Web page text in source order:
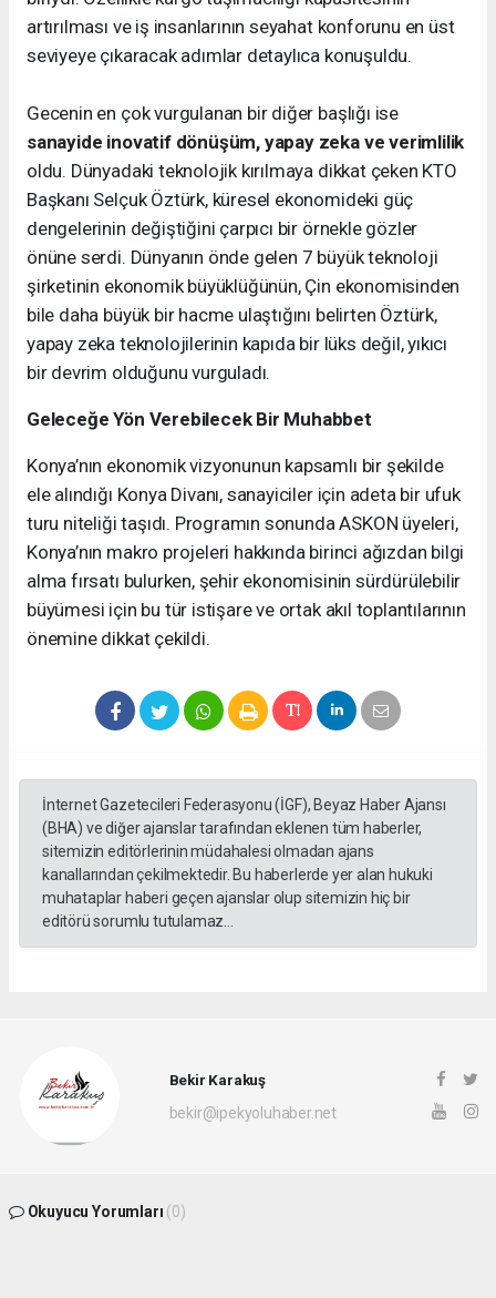
artırılması ve iş insanlarının seyahat konforunu en üst
seviyeye çıkaracak adımlar detaylıca konuşuldu.
Gecenin en çok vurgulanan bir diğer başlığı ise
sanayide inovatif dönüşüm, yapay zeka ve verimlilik
oldu. Dünyadaki teknolojik kırılmaya dikkat çeken KTO
Başkanı Selçuk Öztürk, küresel ekonomideki güç
dengelerinin değiştiğini çarpıcı bir örnekle gözler
önüne serdi. Dünyanın önde gelen 7 büyük teknoloji
şirketinin ekonomik büyüklüğünün, Çin ekonomisinden
bile daha büyük bir hacme ulaştığını belirten Öztürk,
yapay zeka teknolojilerinin kapıda bir lüks değil, yıkıcı
bir devrim olduğunu vurguladı.
Geleceğe Yön Verebilecek Bir Muhabbet
Konya’nın ekonomik vizyonunun kapsamlı bir şekilde
ele alındığı Konya Divanı, sanayiciler için adeta bir ufuk
turu niteliği taşıdı. Programın sonunda ASKON üyeleri,
Konya’nın makro projeleri hakkında birinci ağızdan bilgi
alma fırsatı bulurken, şehir ekonomisinin sürdürülebilir
büyümesi için bu tür istişare ve ortak akıl toplantılarının
önemine dikkat çekildi.
İnternet Gazetecileri Federasyonu (İGF), Beyaz Haber Ajansı
(BHA) ve diğer ajanslar tarafından eklenen tüm haberler,
sitemizin editörlerinin müdahalesi olmadan ajans
kanallarından çekilmektedir. Bu haberlerde yer alan hukuki
muhataplar haberi geçen ajanslar olup sitemizin hiç bir
editörü sorumlu tutulamaz...
Bekir Karakuş
bekir@ipekyoluhaber.net
Okuyucu Yorumları (0)